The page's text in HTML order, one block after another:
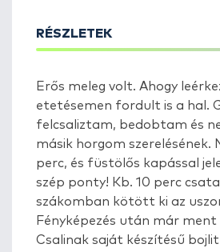
RÉSZLETEK
Erős meleg volt. Ahogy
etetésemen fordult is a hal.
felcsaliztam, bedobtam és
másik horgom szerelésének.
perc, és füstölős kapással
szép ponty! Kb. 10 perc
szákomban kötött ki az
Fényképezés után már ment
Csalinak saját készítésű